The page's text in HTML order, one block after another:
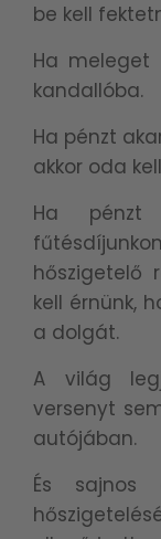
be kell
Ha meleget
kandallóba.
Ha pénzt
akkor oda
Ha pénzt
hőszigetelő
kell érnünk,
a dolgát.
A világ
versenyt
autójában.
És